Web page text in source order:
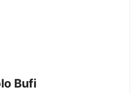
Bufi